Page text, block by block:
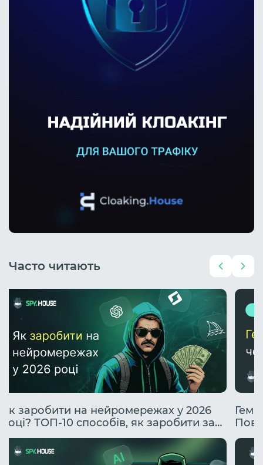
Часто читають
Як заробити на нейромережах у 2026
році? ТОП-10 способів, як заробити за
допомогою ІІ.